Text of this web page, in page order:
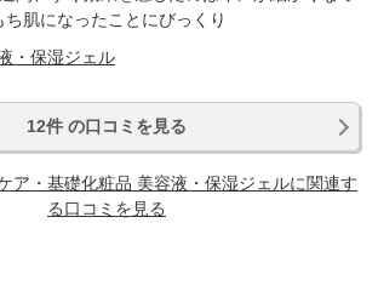
肌になったことにびっくり
・保湿ジェル
12件 の口コミを見る
ア・基礎化粧品 美容液・保湿ジェルに関連す
る口コミを見る